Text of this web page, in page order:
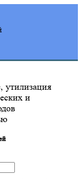
утилизация
и